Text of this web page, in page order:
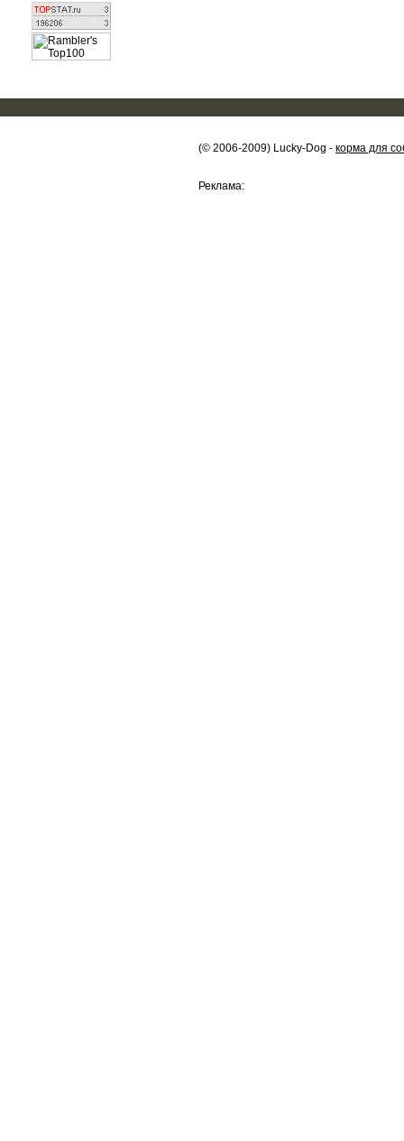
(© 2006-2009) Lucky-Dog - корма для
Реклама: